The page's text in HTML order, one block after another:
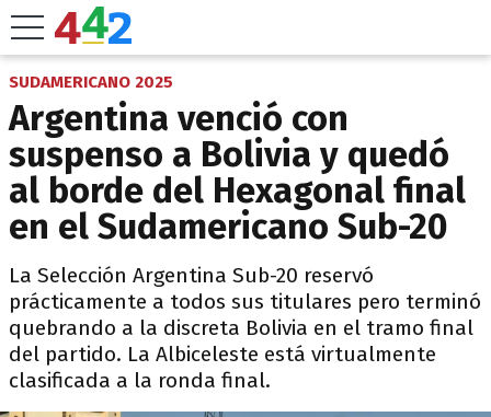
SUDAMERICANO 2025
Argentina venció con
suspenso a Bolivia y quedó
al borde del Hexagonal final
en el Sudamericano Sub-20
La Selección Argentina Sub-20 reservó
prácticamente a todos sus titulares pero terminó
quebrando a la discreta Bolivia en el tramo final
del partido. La Albiceleste está virtualmente
clasificada a la ronda final.